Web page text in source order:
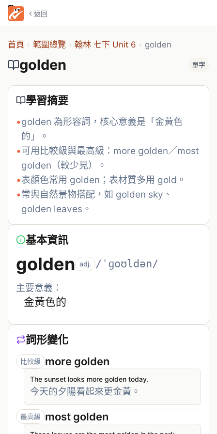
返回
golden
首頁 › 範圍總覽 › 翰林 七下 Unit 6 › golden
golden 單字
學習摘要
•golden 為形容詞，核心意義是「金黃色
的」。
•可用比較級與最高級：more golden／most
golden（較少見）。
•表顏色常用 golden；表材質多用 gold。
•常與自然景物搭配，如 golden sky、
golden leaves。
基本資訊
golden adj. /ˈɡoʊldən/
主要意義：
金黃色的
詞形變化
比較級 more golden
The sunset looks more golden today.
今天的夕陽看起來更金黃。
最高級 most golden